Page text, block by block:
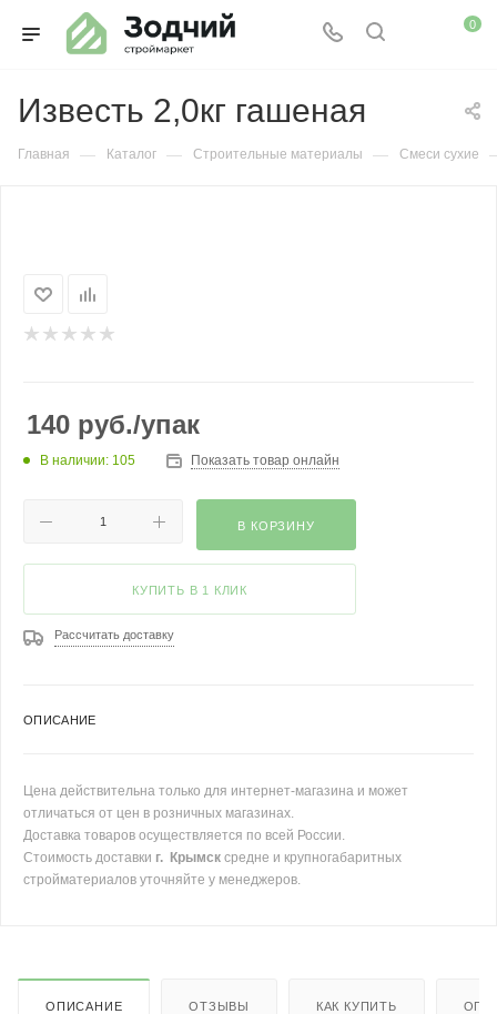
0
Известь 2,0кг гашеная
Главная — Каталог — Строительные материалы — Смеси сухие
140 руб./упак
В наличии: 105 Показать товар онлайн
В КОРЗИНУ
КУПИТЬ В 1 КЛИК
Рассчитать доставку
ОПИСАНИЕ
Цена действительна только для интернет-магазина и может
отличаться от цен в розничных магазинах.
Доставка товаров осуществляется по всей России.
Стоимость доставки г. Крымск средне и крупногабаритных
стройматериалов уточняйте у менеджеров.
ОПИСАНИЕ ОТЗЫВЫ КАК КУПИТЬ